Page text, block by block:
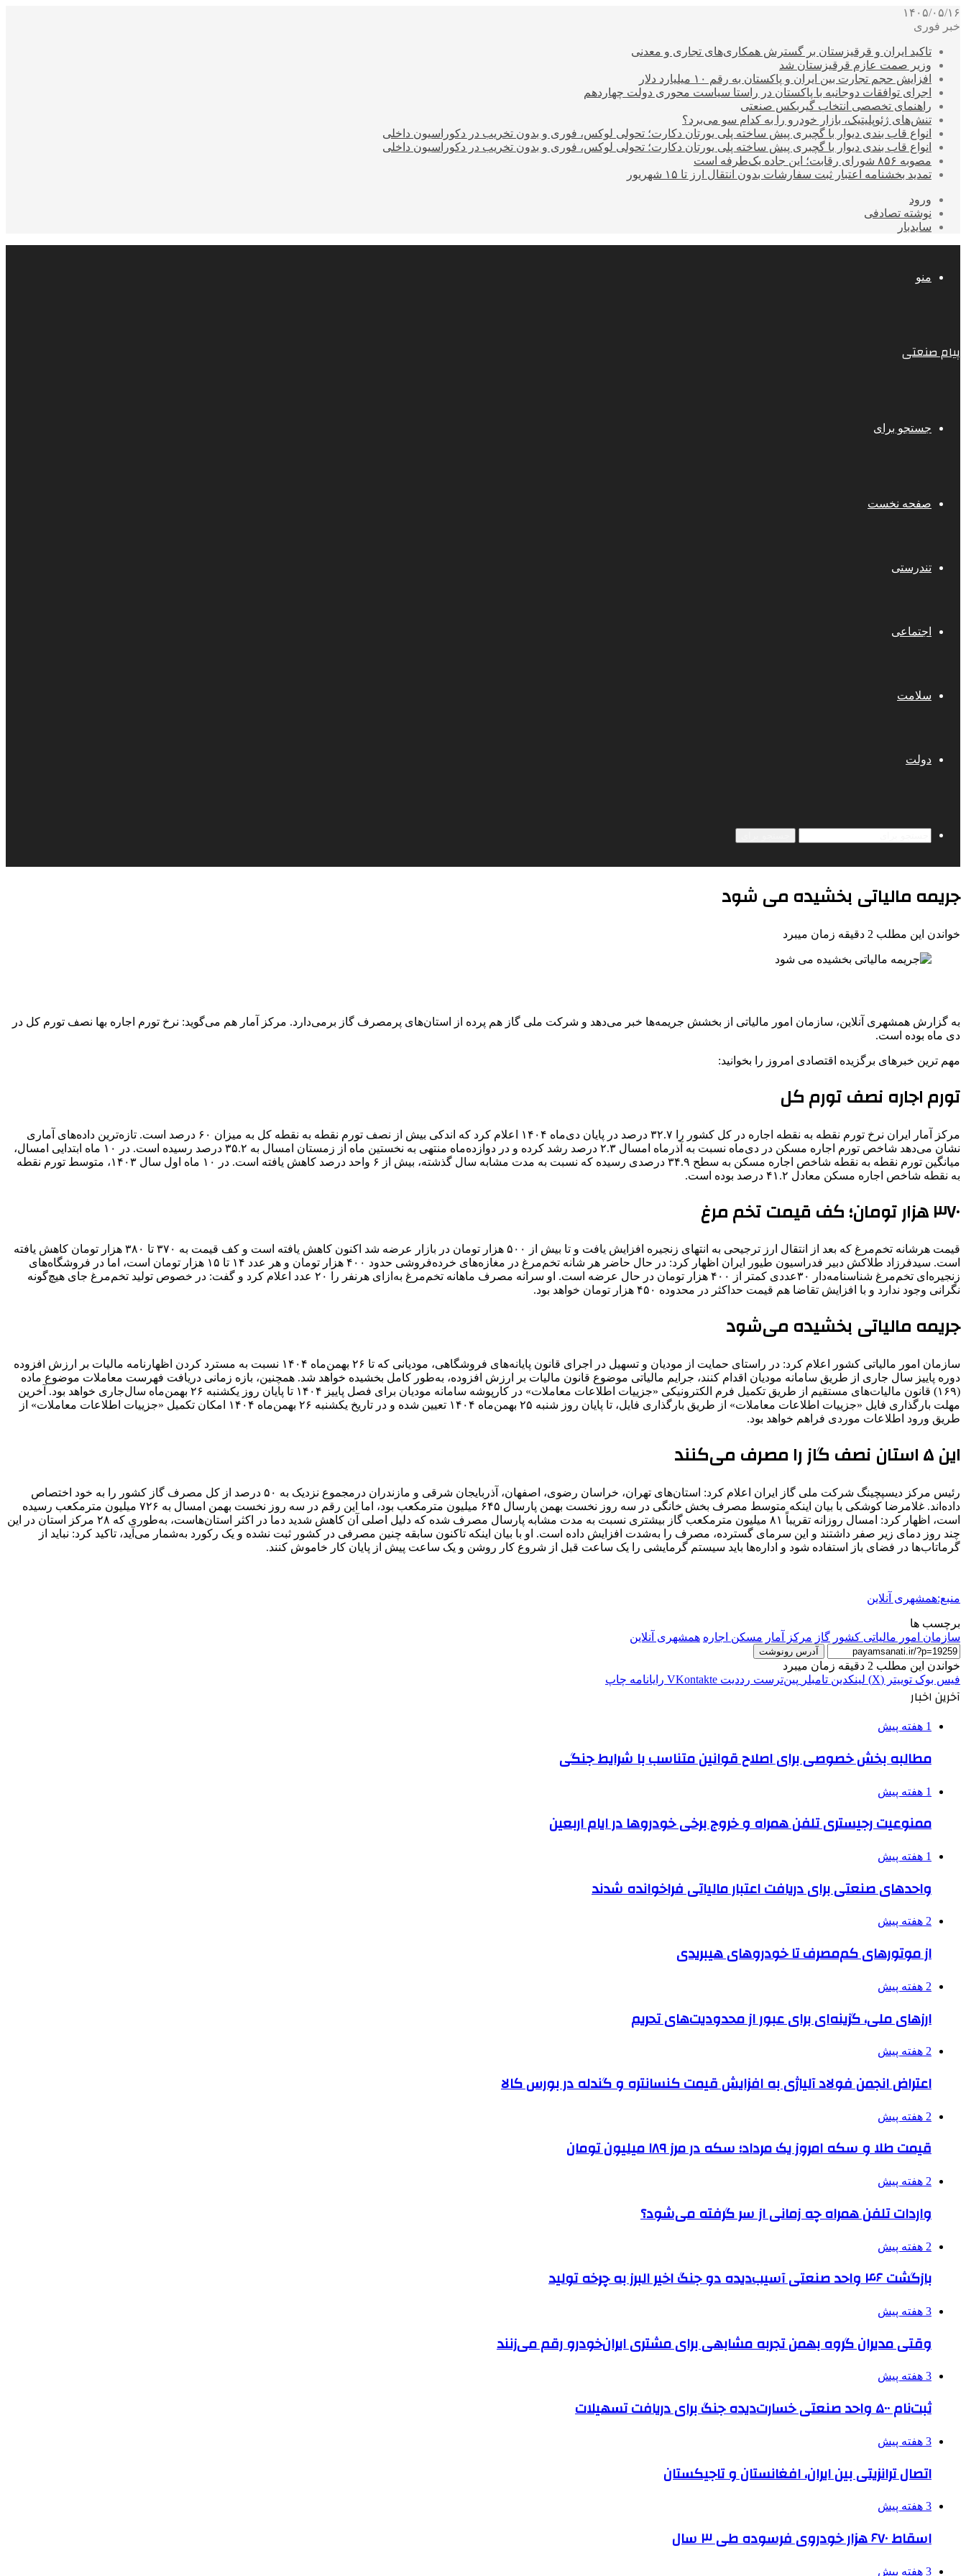
۱۴۰۵/۰۵/۱۶
خبر فوری
تاکید ایران و قرقیزستان بر گسترش همکاری‌های تجاری و معدنی
وزیر صمت عازم قرقیزستان شد
افزایش حجم تجارت بین ایران و پاکستان به رقم ۱۰ میلیارد دلار
اجرای توافقات دوجانبه با پاکستان در راستا سیاست محوری دولت چهاردهم
راهنمای تخصصی انتخاب گیربکس صنعتی
تنش‌های ژئوپلیتیک، بازار خودرو را به کدام سو می‌برد؟
انواع قاب بندی دیوار با گچبری پیش ساخته پلی یورتان دکارت؛ تحولی لوکس، فوری و بدون تخریب در دکوراسیون داخلی
انواع قاب بندی دیوار با گچبری پیش ساخته پلی یورتان دکارت؛ تحولی لوکس، فوری و بدون تخریب در دکوراسیون داخلی
مصوبه ۸۵۶ شورای رقابت؛ این جاده یک‌طرفه است
تمدید بخشنامه اعتبار ثبت سفارشات بدون انتقال ارز تا ۱۵ شهریور
ورود
نوشته تصادفی
سایدبار
منو
پیام صنعتی
جستجو برای
صفحه نخست
تندرستی
اجتماعی
سلامت
دولت
جریمه مالیاتی بخشیده می شود
خواندن این مطلب 2 دقیقه زمان میبرد
به گزارش همشهری آنلاین، سازمان امور مالیاتی از بخشش جریمه‌ها خبر می‌دهد و شرکت ملی گاز هم پرده از استان‌های پرمصرف گاز برمی‌دارد. مرکز آمار هم می‌گوید: نرخ تورم اجاره بها نصف تورم کل در
دی ماه بوده است.
مهم ترین خبرهای برگزیده اقتصادی امروز را بخوانید:
تورم اجاره نصف تورم کل
مرکز آمار ایران نرخ تورم نقطه به نقطه اجاره در کل کشور را ۳۲.۷ درصد در پایان دی‌ماه ۱۴۰۴ اعلام کرد که اندکی بیش از نصف تورم نقطه به نقطه کل به میزان ۶۰ درصد است. تازه‌ترین داده‌های آماری
نشان می‌دهد شاخص تورم اجاره مسکن در دی‌ماه نسبت به آذرماه امسال ۲.۳ درصد رشد کرده و در دوازده‌ماه منتهی به نخستین ماه از زمستان امسال به ۳۵.۲ درصد رسیده است. در ۱۰ ماه ابتدایی امسال،
میانگین تورم نقطه به نقطه شاخص اجاره مسکن به سطح ۳۴.۹ درصدی رسیده که نسبت به مدت مشابه سال گذشته، بیش از ۶ واحد درصد کاهش یافته است. در ۱۰ ماه اول سال ۱۴۰۳، متوسط تورم نقطه
به نقطه شاخص اجاره مسکن معادل ۴۱.۲ درصد بوده است.
۳۷۰ هزار تومان؛ کف قیمت تخم مرغ
قیمت هرشانه تخم‌مرغ که بعد از انتقال ارز ترجیحی به انتهای زنجیره افزایش یافت و تا بیش از ۵۰۰ هزار تومان در بازار عرضه شد اکنون کاهش یافته است و کف قیمت به ۳۷۰ تا ۳۸۰ هزار تومان کاهش یافته
است. سیدفرزاد طلاکش دبیر فدراسیون طیور ایران اظهار کرد: در حال حاضر هر شانه تخم‌مرغ در مغازه‌های خرده‌فروشی حدود ۴۰۰ هزار تومان و هر عدد ۱۴ تا ۱۵ هزار تومان است، اما در فروشگاه‌های
زنجیره‌ای تخم‌مرغ شناسنامه‌دار ۳۰عددی کمتر از ۴۰۰ هزار تومان در حال عرضه است. او سرانه مصرف ماهانه تخم‌مرغ به‌ازای هرنفر را ۲۰ عدد اعلام کرد و گفت: در خصوص تولید تخم‌مرغ جای هیچ‌گونه
نگرانی وجود ندارد و با افزایش تقاضا هم قیمت حداکثر در محدوده ۴۵۰ هزار تومان خواهد بود.
جریمه مالیاتی بخشیده می‌شود
سازمان امور مالیاتی کشور اعلام کرد: در راستای حمایت از مودیان و تسهیل در اجرای قانون پایانه‌های فروشگاهی، مودیانی که تا ۲۶ بهمن‌ماه ۱۴۰۴ نسبت به مسترد کردن اظهارنامه مالیات بر ارزش افزوده
دوره پاییز سال جاری از طریق سامانه مودیان اقدام کنند، جرایم مالیاتی موضوع قانون مالیات بر ارزش افزوده، به‌طور کامل بخشیده خواهد شد. همچنین، بازه زمانی دریافت فهرست معاملات موضوع ماده
(۱۶۹) قانون مالیات‌های مستقیم از طریق تکمیل فرم الکترونیکی «جزییات اطلاعات معاملات» در کارپوشه سامانه مودیان برای فصل پاییز ۱۴۰۴ تا پایان روز یکشنبه ۲۶ بهمن‌ماه سال‌جاری خواهد بود. آخرین
مهلت بارگذاری فایل «جزییات اطلاعات معاملات» از طریق بارگذاری فایل، تا پایان روز شنبه ۲۵ بهمن‌ماه ۱۴۰۴ تعیین شده و در تاریخ یکشنبه ۲۶ بهمن‌ماه ۱۴۰۴ امکان تکمیل «جزییات اطلاعات معاملات» از
طریق ورود اطلاعات موردی فراهم خواهد بود.
این ۵ استان نصف گاز را مصرف می‌کنند
رئیس مرکز دیسپچینگ شرکت ملی گاز ایران اعلام کرد: استان‌های تهران، خراسان رضوی، اصفهان، آذربایجان شرقی و مازندران درمجموع نزدیک به ۵۰ درصد از کل مصرف گاز کشور را به خود اختصاص
داده‌اند. غلامرضا کوشکی با بیان اینکه متوسط مصرف بخش خانگی در سه روز نخست بهمن پارسال ۶۴۵ میلیون مترمکعب بود، اما این رقم در سه روز نخست بهمن امسال به ۷۲۶ میلیون مترمکعب رسیده
است، اظهار کرد: امسال روزانه تقریباً ۸۱ میلیون مترمکعب گاز بیشتری نسبت به مدت مشابه پارسال مصرف شده که دلیل اصلی آن کاهش شدید دما در اکثر استان‌هاست، به‌طوری که ۲۸ مرکز استان در این
چند روز دمای زیر صفر داشتند و این سرمای گسترده، مصرف را به‌شدت افزایش داده است. او با بیان اینکه تاکنون سابقه چنین مصرفی در کشور ثبت نشده و یک رکورد به‌شمار می‌آید، تاکید کرد: نباید از
گرماتاب‌ها در فضای باز استفاده شود و اداره‌ها باید سیستم گرمایشی را یک ساعت قبل از شروع کار روشن و یک ساعت پیش از پایان کار خاموش کنند.
منبع:همشهری آنلاین
برچسب ها
سازمان امور مالیاتی کشور گاز مرکز آمار مسکن اجاره همشهری آنلاین
آدرس رونوشت
خواندن این مطلب 2 دقیقه زمان میبرد
فیس بوک توییتر (X) لینکدین ‫تامبلر ‫پین‌ترست ‫رددیت ‫VKontakte رایانامه چاپ
آخرین اخبار
1 هفته پیش
مطالبه بخش خصوصی برای اصلاح قوانین متناسب با شرایط جنگی
1 هفته پیش
ممنوعیت رجیستری تلفن همراه و خروج برخی خودروها در ایام اربعین
1 هفته پیش
واحدهای صنعتی برای دریافت اعتبار مالیاتی فراخوانده شدند
2 هفته پیش
از موتورهای کم‌مصرف تا خودروهای هیبریدی
2 هفته پیش
ارزهای ملی، گزینه‌ای برای عبور از محدودیت‌های تحریم
2 هفته پیش
اعتراض انجمن فولاد آلیاژی به افزایش قیمت کنسانتره و گندله در بورس کالا
2 هفته پیش
قیمت طلا و سکه امروز یک مرداد؛ سکه در مرز ۱۸۹ میلیون تومان
2 هفته پیش
واردات تلفن همراه چه زمانی از سر گرفته می‌شود؟
2 هفته پیش
بازگشت ۴۶ واحد صنعتی آسیب‌دیده دو جنگ اخیر البرز به چرخه تولید
3 هفته پیش
وقتی مدیران گروه بهمن تجربه مشابهی برای مشتری ایران‌خودرو رقم می‌زنند
3 هفته پیش
ثبت‌نام ۵۰۰ واحد صنعتی خسارت‌دیده جنگ برای دریافت تسهیلات
3 هفته پیش
اتصال ترانزیتی بین ایران، افغانستان و تاجیکستان
3 هفته پیش
اسقاط ۶۷۰ هزار خودروی فرسوده طی ۳ سال
3 هفته پیش